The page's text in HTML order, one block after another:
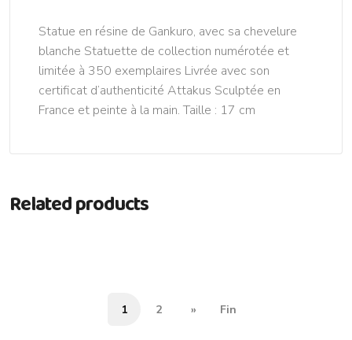
Statue en résine de Gankuro, avec sa chevelure
blanche Statuette de collection numérotée et
limitée à 350 exemplaires Livrée avec son
certificat d’authenticité Attakus Sculptée en
France et peinte à la main. Taille : 17 cm
Related products
1 2 » Fin